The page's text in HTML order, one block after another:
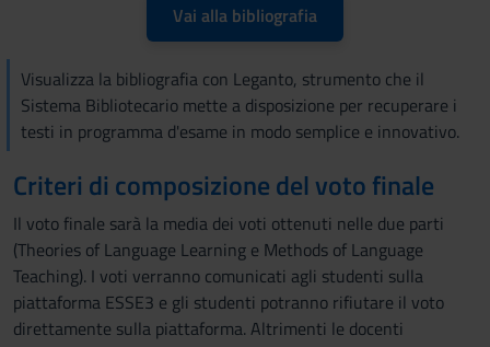
Vai alla bibliografia
Visualizza la bibliografia con Leganto, strumento che il
Sistema Bibliotecario mette a disposizione per recuperare i
testi in programma d'esame in modo semplice e innovativo.
Criteri di composizione del voto finale
Il voto finale sarà la media dei voti ottenuti nelle due parti
(Theories of Language Learning e Methods of Language
Teaching). I voti verranno comunicati agli studenti sulla
piattaforma ESSE3 e gli studenti potranno rifiutare il voto
direttamente sulla piattaforma. Altrimenti le docenti